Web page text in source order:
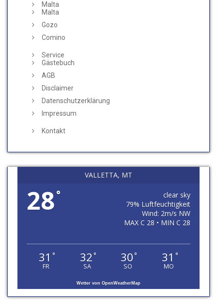
Malta
Malta
Gozo
Comino
Service
Gästebuch
AGB
Disclaimer
Datenschutzerklärung
Impressum
Kontakt
VALLETTA, MT
28°
clear sky
79% Luftfeuchtigkeit
Wind: 2m/s NW
MAX C 28 • MIN C 28
31 °
FR
32 °
SA
30 °
SO
31 °
MO
Wetter von OpenWeatherMap